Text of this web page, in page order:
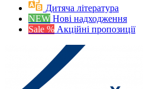
Дитяча література
NEW Нові надходження
Sale % Акційні пропозиції